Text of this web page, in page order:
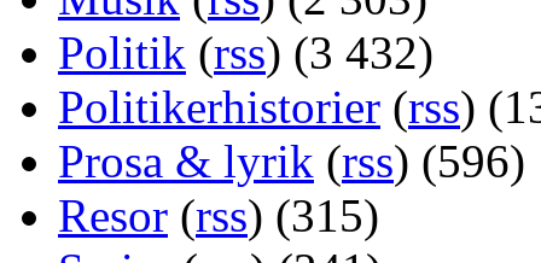
Politik (rss) (3 432)
Politikerhistorier (rss)
Prosa & lyrik (rss) (596)
Resor (rss) (315)